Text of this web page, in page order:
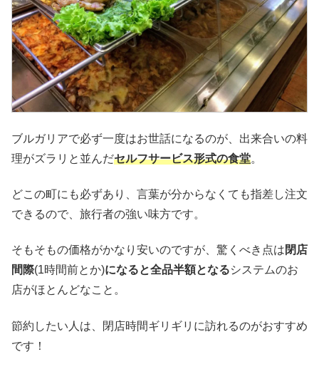
ブルガリアで必ず一度はお世話になるのが、出来合いの料
理がズラリと並んだセルフサービス形式の食堂。
どこの町にも必ずあり、言葉が分からなくても指差し注文
できるので、旅行者の強い味方です。
そもそもの価格がかなり安いのですが、驚くべき点は閉店
間際(1時間前とか)になると全品半額となるシステムのお
店がほとんどなこと。
節約したい人は、閉店時間ギリギリに訪れるのがおすすめ
です！